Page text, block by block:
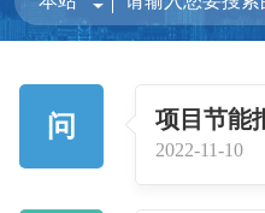
问 项目节能
2022-11-10